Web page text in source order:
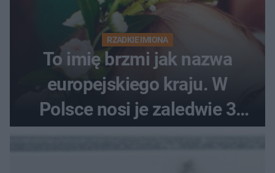
RZADKIE IMIONA
To imię brzmi jak nazwa
europejskiego kraju. W
Polsce nosi je zaledwie 3